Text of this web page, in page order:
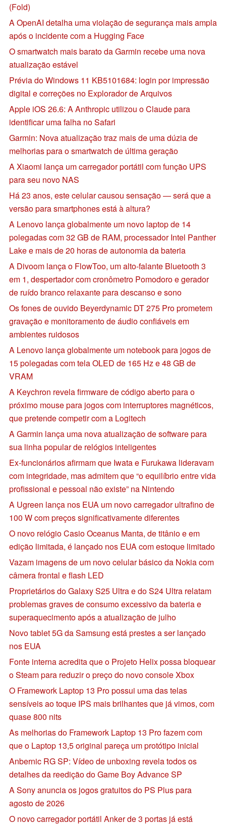
(Fold)
A OpenAI detalha uma violação de segurança mais ampla
após o incidente com a Hugging Face
O smartwatch mais barato da Garmin recebe uma nova
atualização estável
Prévia do Windows 11 KB5101684: login por impressão
digital e correções no Explorador de Arquivos
Apple iOS 26.6: A Anthropic utilizou o Claude para
identificar uma falha no Safari
Garmin: Nova atualização traz mais de uma dúzia de
melhorias para o smartwatch de última geração
A Xiaomi lança um carregador portátil com função UPS
para seu novo NAS
Há 23 anos, este celular causou sensação — será que a
versão para smartphones está à altura?
A Lenovo lança globalmente um novo laptop de 14
polegadas com 32 GB de RAM, processador Intel Panther
Lake e mais de 20 horas de autonomia da bateria
A Divoom lança o FlowToo, um alto-falante Bluetooth 3
em 1, despertador com cronômetro Pomodoro e gerador
de ruído branco relaxante para descanso e sono
Os fones de ouvido Beyerdynamic DT 275 Pro prometem
gravação e monitoramento de áudio confiáveis em
ambientes ruidosos
A Lenovo lança globalmente um notebook para jogos de
15 polegadas com tela OLED de 165 Hz e 48 GB de
VRAM
A Keychron revela firmware de código aberto para o
próximo mouse para jogos com interruptores magnéticos,
que pretende competir com a Logitech
A Garmin lança uma nova atualização de software para
sua linha popular de relógios inteligentes
Ex-funcionários afirmam que Iwata e Furukawa lideravam
com integridade, mas admitem que “o equilíbrio entre vida
profissional e pessoal não existe” na Nintendo
A Ugreen lança nos EUA um novo carregador ultrafino de
100 W com preços significativamente diferentes
O novo relógio Casio Oceanus Manta, de titânio e em
edição limitada, é lançado nos EUA com estoque limitado
Vazam imagens de um novo celular básico da Nokia com
câmera frontal e flash LED
Proprietários do Galaxy S25 Ultra e do S24 Ultra relatam
problemas graves de consumo excessivo da bateria e
superaquecimento após a atualização de julho
Novo tablet 5G da Samsung está prestes a ser lançado
nos EUA
Fonte interna acredita que o Projeto Helix possa bloquear
o Steam para reduzir o preço do novo console Xbox
O Framework Laptop 13 Pro possui uma das telas
sensíveis ao toque IPS mais brilhantes que já vimos, com
quase 800 nits
As melhorias do Framework Laptop 13 Pro fazem com
que o Laptop 13,5 original pareça um protótipo inicial
Anbernic RG SP: Vídeo de unboxing revela todos os
detalhes da reedição do Game Boy Advance SP
A Sony anuncia os jogos gratuitos do PS Plus para
agosto de 2026
O novo carregador portátil Anker de 3 portas já está